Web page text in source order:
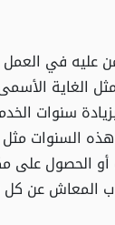
عليه في
الغاية
سنوات
هذه السنوات
أو الحصول على